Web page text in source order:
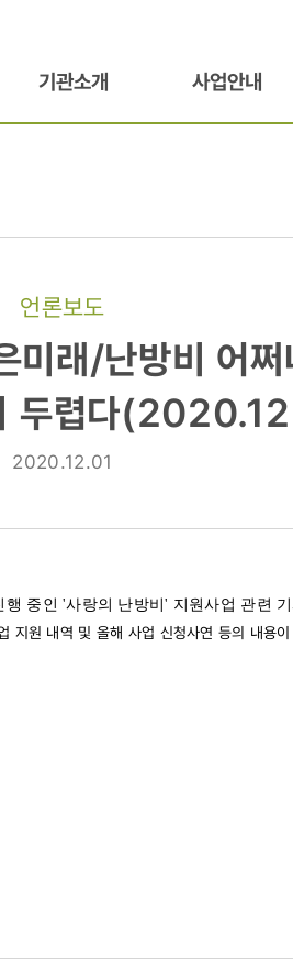
기관소개 사업안내
언론보도
미래/난방비 어
두렵다
2020.12.01
중인 '사랑의 난방비' 지원사업 관련
지원 내역 및 올해 사업 신청사연 등의 내용